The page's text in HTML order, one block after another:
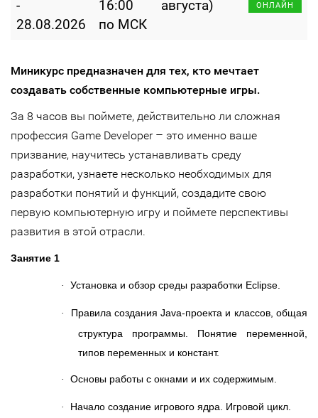
-
28.08.2026
16:00
по МСК
августа)
ОНЛАЙН
Миникурс предназначен для тех, кто мечтает
создавать собственные компьютерные игры.
За 8 часов вы поймете, действительно ли сложная
профессия Game Developer – это именно ваше
призвание, научитесь устанавливать среду
разработки, узнаете несколько необходимых для
разработки понятий и функций, создадите свою
первую компьютерную игру и поймете перспективы
развития в этой отрасли.
Занятие 1
· Установка и обзор среды разработки Eclipse.
· Правила создания Java-проекта и классов, общая
структура программы. Понятие переменной,
типов переменных и констант.
· Основы работы с окнами и их содержимым.
· Начало создание игрового ядра. Игровой цикл.